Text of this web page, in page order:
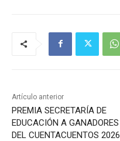
Artículo anterior
PREMIA SECRETARÍA DE
EDUCACIÓN A GANADORES
DEL CUENTACUENTOS 2026